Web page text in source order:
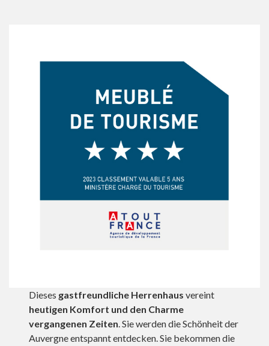
Dieses gastfreundliche Herrenhaus vereint
heutigen Komfort und den Charme
vergangenen Zeiten. Sie werden die Schönheit der
Auvergne entspannt entdecken. Sie bekommen die